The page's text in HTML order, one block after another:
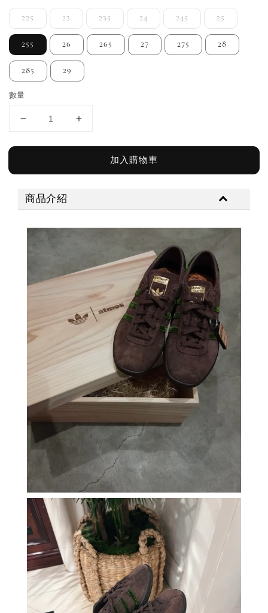
225 23 235 24 245 25
255 26 265 27 275 28
285 29
數量
加入購物車
商品介紹